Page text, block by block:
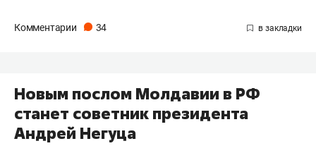
Комментарии 34
Новым послом Молдавии в РФ
станет советник президента
Андрей Негуца